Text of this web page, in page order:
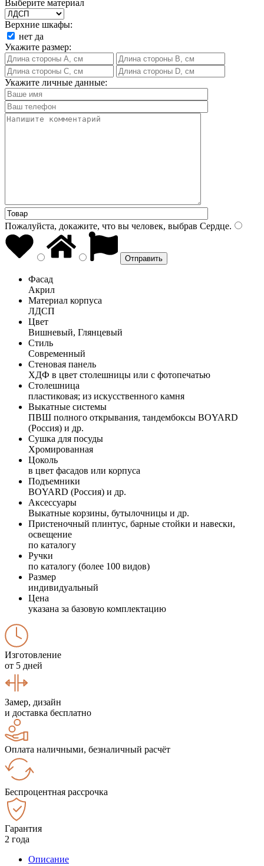
Выберите материал
Верхние шкафы:
нет да
Укажите размер:
Укажите личные данные:
Пожалуйста, докажите, что вы человек, выбрав Сердце.
Фасад
Акрил
Материал корпуса
ЛДСП
Цвет
Вишневый, Глянцевый
Стиль
Современный
Стеновая панель
ХДФ в цвет столешницы или с фотопечатью
Столешница
пластиковая; из искусственного камня
Выкатные системы
ПВШ полного открывания, тандембоксы BOYARD
(Россия) и др.
Сушка для посуды
Хромированная
Цоколь
в цвет фасадов или корпуса
Подъемники
BOYARD (Россия) и др.
Аксессуары
Выкатные корзины, бутылочницы и др.
Пристеночный плинтус, барные стойки и навески,
освещение
по каталогу
Ручки
по каталогу (более 100 видов)
Размер
индивидуальный
Цена
указана за базовую комплектацию
Изготовление
от 5 дней
Замер, дизайн
и доставка бесплатно
Оплата наличными, безналичный расчёт
Беспроцентная рассрочка
Гарантия
2 года
Описание